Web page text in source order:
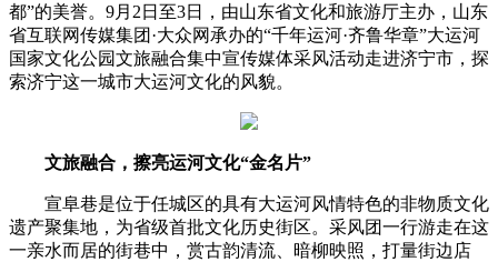
都”的美誉。9月2日至3日，由山东省文化和旅游厅主办，山东
省互联网传媒集团·大众网承办的“千年运河·齐鲁华章”大运河
国家文化公园文旅融合集中宣传媒体采风活动走进济宁市，探
索济宁这一城市大运河文化的风貌。
文旅融合，擦亮运河文化“金名片”
宣阜巷是位于任城区的具有大运河风情特色的非物质文化
遗产聚集地，为省级首批文化历史街区。采风团一行游走在这
一亲水而居的街巷中，赏古韵清流、暗柳映照，打量街边店